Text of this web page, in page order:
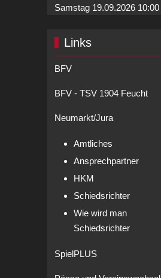
Samstag 19.09.2026 10:00
Links
BFV
BFV - TSV 1904 Feucht
Neumarkt/Jura
Amtliches
Ansprechpartner
HKM
Schiedsrichter
Wie wird man
Schiedsrichter
SpielPLUS